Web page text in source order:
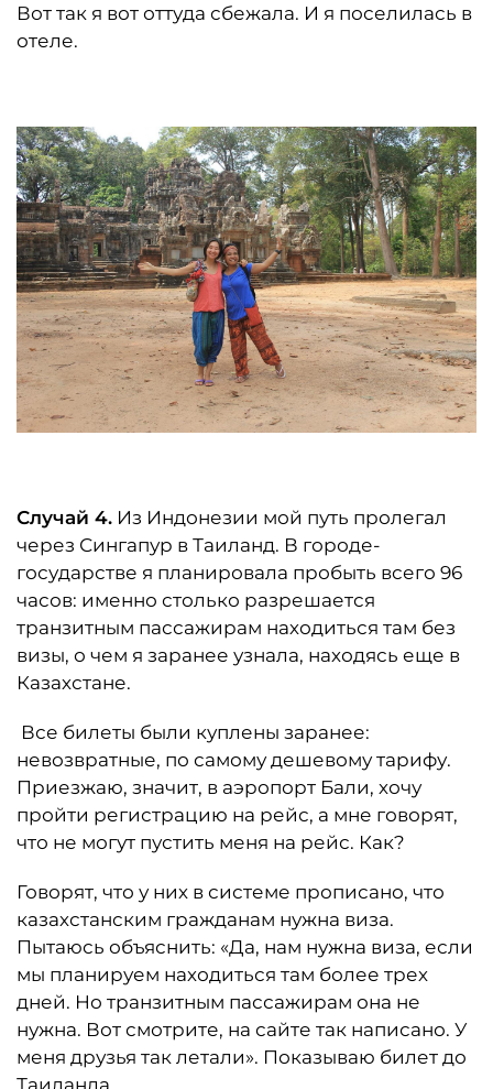
Вот так я вот оттуда сбежала. И я поселилась в
отеле.
Случай 4. Из Индонезии мой путь пролегал
через Сингапур в Таиланд. В городе-
государстве я планировала пробыть всего 96
часов: именно столько разрешается
транзитным пассажирам находиться там без
визы, о чем я заранее узнала, находясь еще в
Казахстане.
Все билеты были куплены заранее:
невозвратные, по самому дешевому тарифу.
Приезжаю, значит, в аэропорт Бали, хочу
пройти регистрацию на рейс, а мне говорят,
что не могут пустить меня на рейс. Как?
Говорят, что у них в системе прописано, что
казахстанским гражданам нужна виза.
Пытаюсь объяснить: «Да, нам нужна виза, если
мы планируем находиться там более трех
дней. Но транзитным пассажирам она не
нужна. Вот смотрите, на сайте так написано. У
меня друзья так летали». Показываю билет до